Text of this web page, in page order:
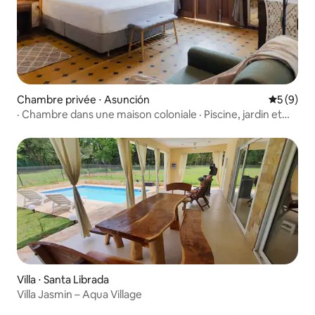
Chambre privée ⋅ Asunción
5 (9)
· Chambre dans une maison coloniale · Piscine, jardin et
Villa ⋅ Santa Librada
Villa Jasmin – Aqua Village